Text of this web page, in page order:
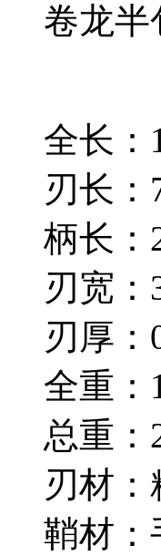
卷龙半
全长：
刃长：
柄长：
刃宽：
刃厚：
全重：
总重：
刃材
鞘材：